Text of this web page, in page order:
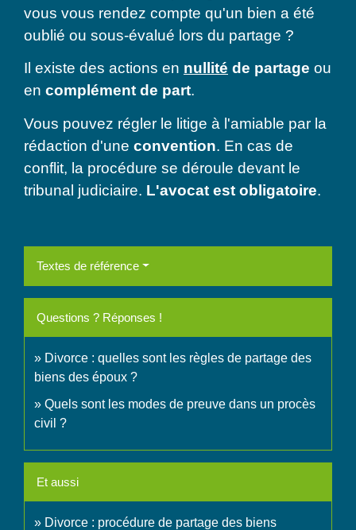
vous vous rendez compte qu'un bien a été
oublié ou sous-évalué lors du partage ?
Il existe des actions en nullité de partage ou
en complément de part.
Vous pouvez régler le litige à l'amiable par la
rédaction d'une convention. En cas de
conflit, la procédure se déroule devant le
tribunal judiciaire. L'avocat est obligatoire.
Textes de référence
Questions ? Réponses !
Divorce : quelles sont les règles de partage des
biens des époux ?
Quels sont les modes de preuve dans un procès
civil ?
Et aussi
Divorce : procédure de partage des biens